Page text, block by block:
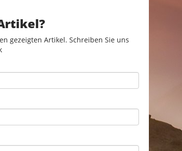
gezeigten Artikel. Schreiben Sie uns